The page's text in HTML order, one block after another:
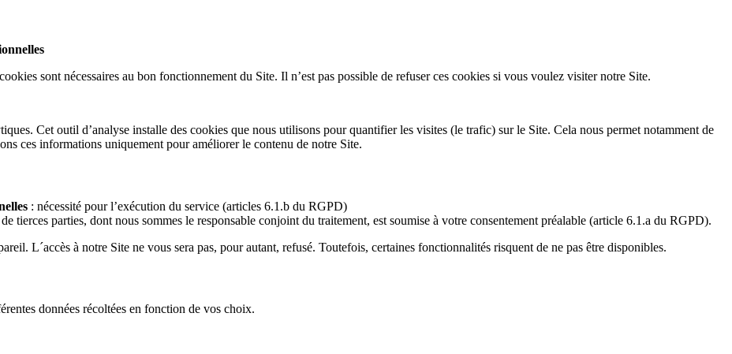
sont nécessaires au bon fonctionnement du Site. Il n’est pas possible de refuser ces cookies si vous voulez visiter notre Site.
Cet outil d’analyse installe des cookies que nous utilisons pour quantifier les visites (le trafic) sur le Site. Cela nous permet notamment de
ces informations uniquement pour améliorer le contenu de notre Site.
: nécessité pour l’exécution du service (articles 6.1.b du RGPD)
tierces parties, dont nous sommes le responsable conjoint du traitement, est soumise à votre consentement préalable (article 6.1.a du RGPD).
L´accès à notre Site ne vous sera pas, pour autant, refusé. Toutefois, certaines fonctionnalités risquent de ne pas être disponibles.
données récoltées en fonction de vos choix.